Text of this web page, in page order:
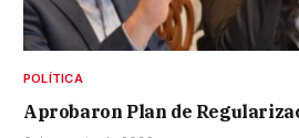
POLÍTICA
Aprobaron Plan de